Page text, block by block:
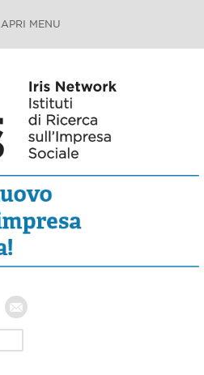
APRI MENU